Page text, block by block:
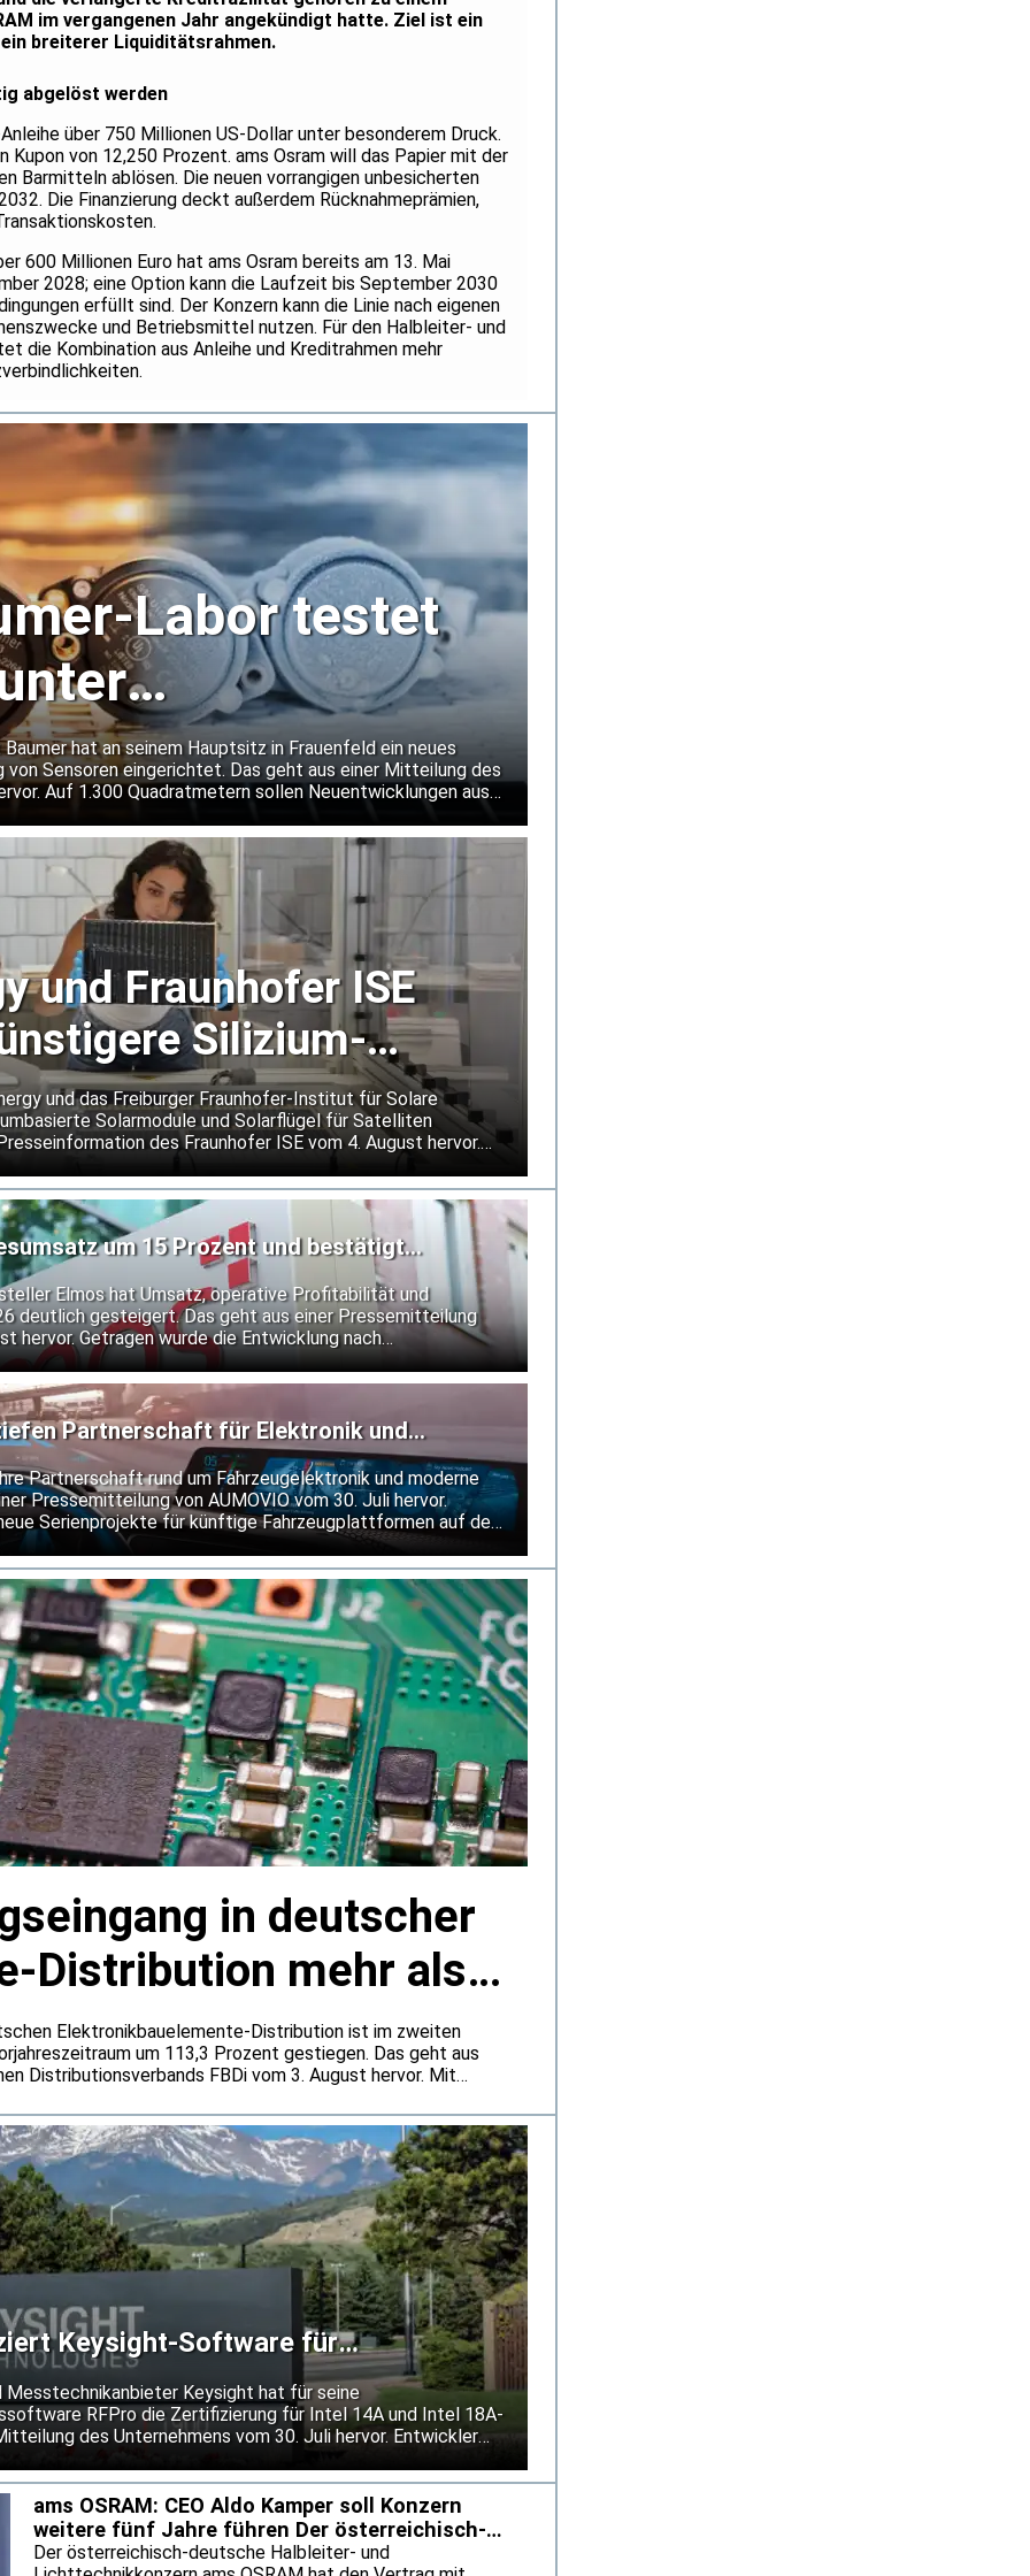
im vergangenen Jahr angekündigt hatte. Ziel ist ein
breiterer Liquiditätsrahmen.
abgelöst werden
über 750 Millionen US-Dollar unter besonderem Druck.
von 12,250 Prozent. ams Osram will das Papier mit der
Barmitteln ablösen. Die neuen vorrangigen unbesicherten
Die Finanzierung deckt außerdem Rücknahmeprämien,
600 Millionen Euro hat ams Osram bereits am 13. Mai
2028; eine Option kann die Laufzeit bis September 2030
erfüllt sind. Der Konzern kann die Linie nach eigenen
und Betriebsmittel nutzen. Für den Halbleiter- und
die Kombination aus Anleihe und Kreditrahmen mehr
Labor testet
hat an seinem Hauptsitz in Frauenfeld ein neues
Sensoren eingerichtet. Das geht aus einer Mitteilung des
Auf 1.300 Quadratmetern sollen Neuentwicklungen aus
Normanforderungen hinausgehen.
und Fraunhofer ISE
Silizium-
Satelliten
und das Freiburger Fraunhofer-Institut für Solare
Solarmodule und Solarflügel für Satelliten
des Fraunhofer ISE vom 4. August hervor.
Alternative zu den bislang vorherrschenden
soll Schäden durch kleine Objekte lokal
Betrieb bei extremen Temperaturwechseln im Weltraum
um 15 Prozent und bestätigt
Elmos hat Umsatz, operative Profitabilität und
deutlich gesteigert. Das geht aus einer Pressemitteilung
hervor. Getragen wurde die Entwicklung nach
anhaltend hohen Nachfrage nach Halbleiterlösungen von
an seiner bisherigen Prognose fest.
Partnerschaft für Elektronik und
Partnerschaft rund um Fahrzeugelektronik und moderne
Pressemitteilung von AUMOVIO vom 30. Juli hervor.
Serienprojekte für künftige Fahrzeugplattformen auf den
des integrierten Bremssystems MK C2 setzen sie bis
in deutscher
Distribution mehr als
Elektronikbauelemente-Distribution ist im zweiten
um 113,3 Prozent gestiegen. Das geht aus
Distributionsverbands FBDi vom 3. August hervor. Mit
zurück. Der FBDi führt die außergewöhnlich hohen Bookings
eine stärkere Bevorratung zurück.
Keysight-Software für
und 18A-P
Messtechnikanbieter Keysight hat für seine
RFPro die Zertifizierung für Intel 14A und Intel 18A-
des Unternehmens vom 30. Juli hervor. Entwickler
Chips sollen ihre Entwürfe damit bereits vor dem Tape-
Fertigungsprozesse prüfen können. Keysight will so das
senken und den Einsatz neuer Prozessknoten
ams OSRAM: CEO Aldo Kamper soll Konzern
weitere fünf Jahre führen Der österreichisch-
deutsche Halble
Der österreichisch-deutsche Halbleiter- und